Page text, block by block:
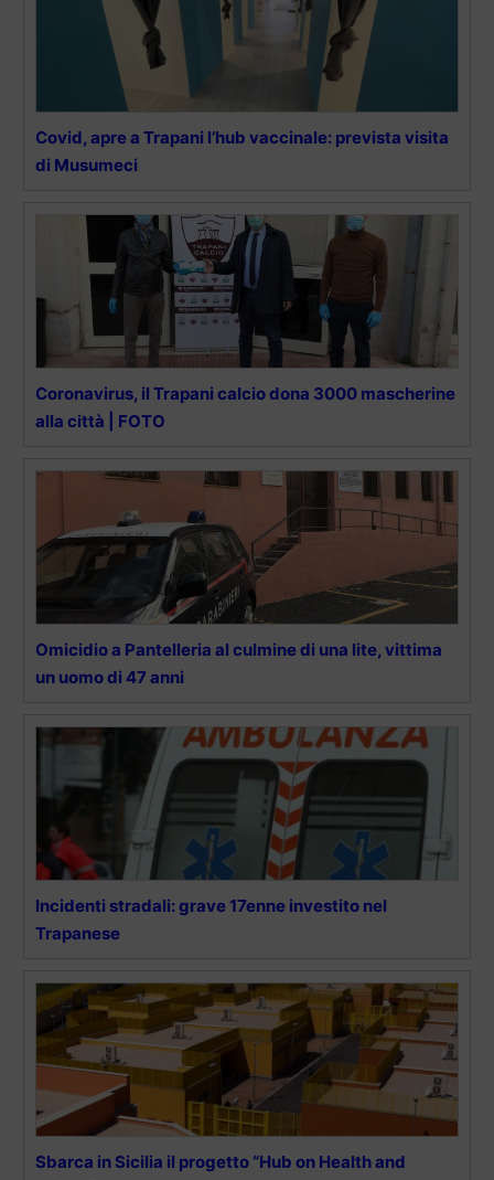
Covid, apre a Trapani l’hub vaccinale: prevista visita
di Musumeci
Coronavirus, il Trapani calcio dona 3000 mascherine
alla città | FOTO
Omicidio a Pantelleria al culmine di una lite, vittima
un uomo di 47 anni
Incidenti stradali: grave 17enne investito nel
Trapanese
Sbarca in Sicilia il progetto “Hub on Health and